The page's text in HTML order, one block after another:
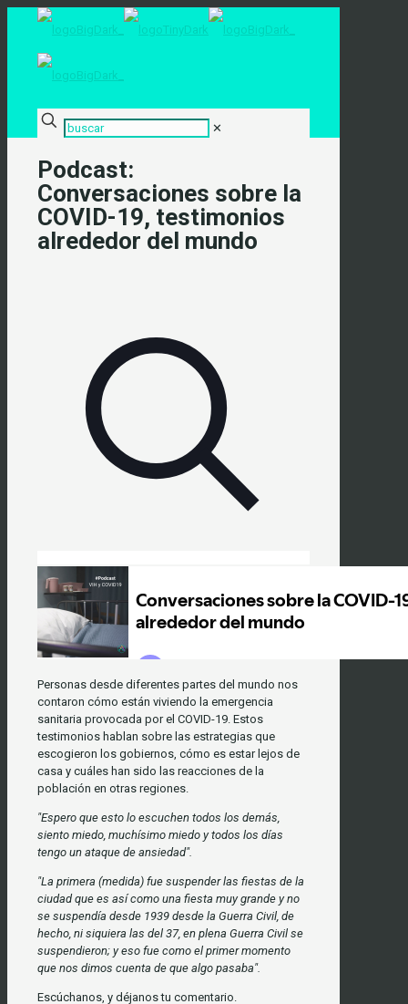
✕
Podcast:
Conversaciones sobre la
COVID-19, testimonios
alrededor del mundo
Personas desde diferentes partes del mundo nos
contaron cómo están viviendo la emergencia
sanitaria provocada por el COVID-19. Estos
testimonios hablan sobre las estrategias que
escogieron los gobiernos, cómo es estar lejos de
casa y cuáles han sido las reacciones de la
población en otras regiones.
"Espero que esto lo escuchen todos los demás,
siento miedo, muchísimo miedo y todos los días
tengo un ataque de ansiedad".
"La primera (medida) fue suspender las fiestas de la
ciudad que es así como una fiesta muy grande y no
se suspendía desde 1939 desde la Guerra Civil, de
hecho, ni siquiera las del 37, en plena Guerra Civil se
suspendieron; y eso fue como el primer momento
que nos dimos cuenta de que algo pasaba".
Escúchanos, y déjanos tu comentario.